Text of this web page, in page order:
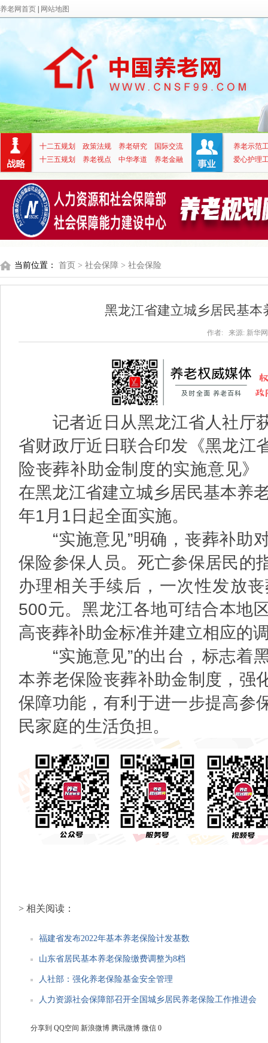
养老网首页 网站地图
十二五规划 政策法规 养老研究
国际交流
十三五规划
养老视点 中华孝道 养老金融
养老示范
爱心护理
当前位置： 首页 > 社会保障 > 社会保险
黑龙江省建立城乡居民基
作者: 来源: 新华网
记者近日从黑龙江省人社厅
省财政厅近日联合印发《黑龙江
险丧葬补助金制度的实施意见》
在黑龙江省建立城乡居民基本养
年1月1日起全面实施。
“实施意见”明确，丧葬补助
保险参保人员。死亡参保居民的
办理相关手续后，一次性发放
500元。黑龙江各地可结合本地
高丧葬补助金标准并建立相应的
“实施意见”的出台，标志着
本养老保险丧葬补助金制度，强
保障功能，有利于进一步提高参
民家庭的生活负担。
> 相关阅读：
福建省发布2022年基本养老保险计发基数
山东省居民基本养老保险缴费调整为8档
人社部：强化养老保险基金安全管理
人力资源社会保障部召开全国城乡居民养老保险工作推进会
分享到 QQ空间 新浪微博 腾讯微博 微信 0